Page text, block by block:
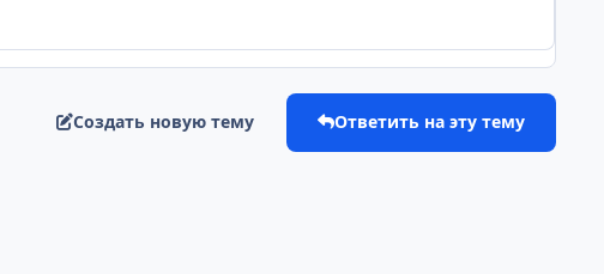
Создать новую тему Ответить на эту тему